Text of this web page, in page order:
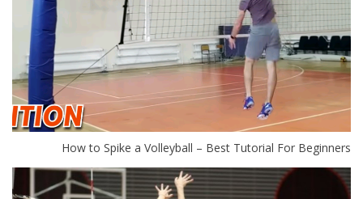
How to Spike a Volleyball – Best Tutorial For Beginners